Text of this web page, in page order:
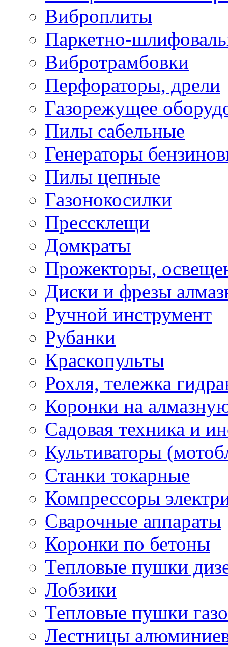
Виброплиты
Паркетно-
Вибротрамбовки
Перфораторы, дрели
Газорежущее
Пилы сабельные
Генераторы
Пилы цепные
Газонокосилки
Прессклещи
Домкраты
Прожекторы,
Диски и фрезы
Ручной инструмент
Рубанки
Краскопульты
Рохля, тележка
Коронки на
Садовая техника и
Культиваторы
Станки токарные
Компрессоры
Сварочные аппараты
Коронки по бетоны
Тепловые пушки
Лобзики
Тепловые пушки
Лестницы